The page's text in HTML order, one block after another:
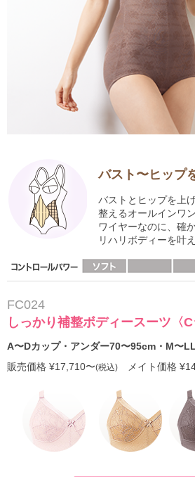
バスト〜ヒップ
バストとヒップを上
整えるオールインワ
ワイヤーなのに、確
リハリボディーを叶え
FC024
しっかり補整ボディースーツ〈C
A〜Dカップ・アンダー70〜95cm・M〜LL
販売価格 ¥17,710〜(税込) メイト価格